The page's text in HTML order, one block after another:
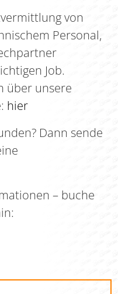
von
Personal,
Job.
über unsere
hier
Dann sende
– buche